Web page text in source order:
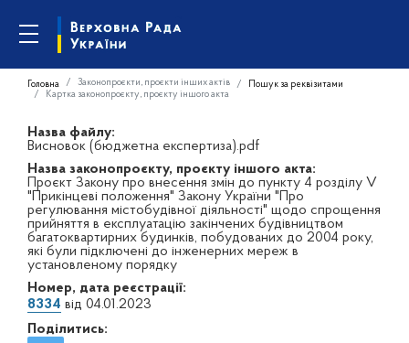
Головна Законопроєкти, проєкти інших актів
Пошук за реквізитами
Картка законопроєкту, проєкту іншого акта
Назва файлу:
Висновок (бюджетна експертиза).pdf
Назва законопроєкту, проєкту іншого акта:
Проєкт Закону про внесення змін до пункту 4 розділу V
"Прикінцеві положення" Закону України "Про
регулювання містобудівної діяльності" щодо спрощення
прийняття в експлуатацію закінчених будівництвом
багатоквартирних будинків, побудованих до 2004 року,
які були підключені до інженерних мереж в
установленому порядку
Номер, дата реєстрації:
8334 від 04.01.2023
Поділитись: